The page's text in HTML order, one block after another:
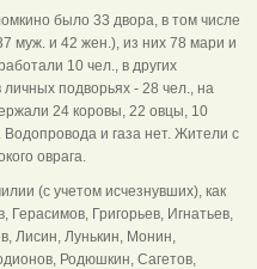
было 33 двора, в том числе
муж. и 42 жен.), из них 78 мари и
10 чел., в других
подворьях - 28 чел., на
24 коровы, 22 овцы, 10
и газа нет. Жители с
оврага.
(с учетом исчезнувших), как
Григорьев, Игнатьев,
Лисин, Лунькин, Монин,
Родюшкин, Сагетов,